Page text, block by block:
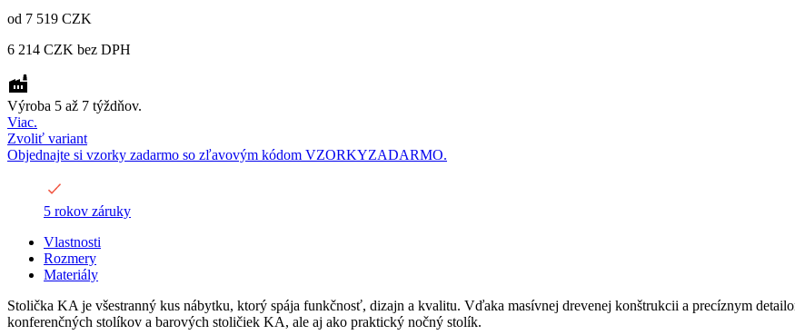
od 7 519 CZK
6 214 CZK bez DPH
Výroba 5 až 7 týždňov.
Viac.
Zvoliť variant
Objednajte si vzorky zadarmo so zľavovým kódom VZORKYZADARMO.
5 rokov záruky
Vlastnosti
Rozmery
Materiály
Stolička KA je všestranný kus nábytku, ktorý spája funkčnosť, dizajn a kvalitu. Vďaka masívnej drevenej konštrukcii a precíznym
konferenčných stolíkov a barových stoličiek KA, ale aj ako praktický nočný stolík.